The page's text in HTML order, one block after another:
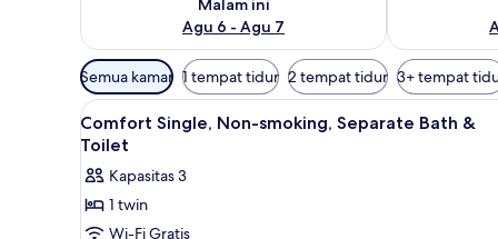
Malam ini
Agu 6 - Agu 7
Filter
tersedia
untuk
kamar
Semua kamar 1 tempat tidur 2 tempat tidur 3+ tempat
Lihat
semua
foto
untuk
Comfort
Selimut bulu angsa, brankas,
4
Comfort Single, Non-smoking, Separate Bath &
Toilet
Kapasitas 3
1 twin
Wi-Fi Gratis